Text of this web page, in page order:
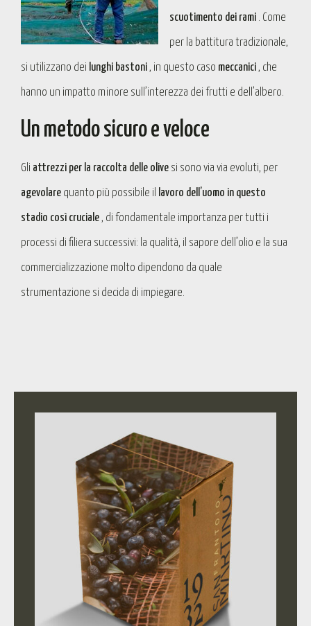
scuotimento dei rami . Come
per la battitura tradizionale,
si utilizzano dei lunghi bastoni, in questo caso meccanici, che
hanno un impatto minore sull’interezza dei frutti e dell’albero.
Un metodo sicuro e veloce
Gli attrezzi per la raccolta delle olive si sono via via evoluti, per
agevolare quanto più possibile il lavoro dell’uomo in questo
stadio così cruciale, di fondamentale importanza per tutti i
processi di filiera successivi: la qualità, il sapore dell’olio e la sua
commercializzazione molto dipendono da quale
strumentazione si decida di impiegare.